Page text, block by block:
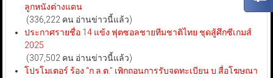
ลูกหนังต่างแดน
(336,222 คน อ่านข่าวนี้แล้ว)
ประกาศรายชื่อ 14 แข้ง ฟุตซอลชายทีมชาติไทย ชุดสู้ศึกซีเกมส์
2025
(307,502 คน อ่านข่าวนี้แล้ว)
โปรโมเตอร์ ร้อง “ก.ล.ต.” เพิกถอนการรับจดทะเบียน บ.สื่อโฆษณา